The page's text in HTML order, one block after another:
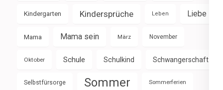
Kindergarten Kindersprüche Leben Liebe
Mama Mama sein März November
Oktober Schule Schulkind Schwangerschaft
Selbstfürsorge Sommer Sommerferien